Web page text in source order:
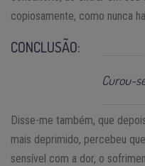
copiosamente, como nunca
CONCLUSÃO:
Curou-
Disse-me também, que
mais deprimido, percebeu
sensível com a dor, o